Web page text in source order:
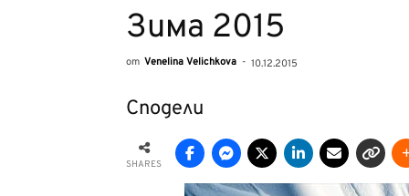
Зима 2015
от Venelina Velichkova - 10.12.2015
Сподели
SHARES